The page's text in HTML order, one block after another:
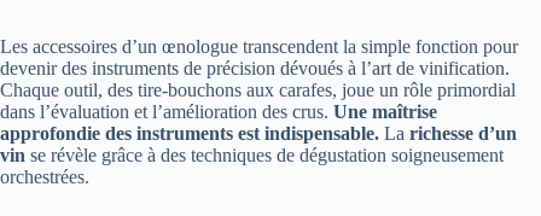
Les accessoires d’un œnologue transcendent la simple fonction pour
devenir des instruments de précision dévoués à l’art de vinification.
Chaque outil, des tire-bouchons aux carafes, joue un rôle primordial
dans l’évaluation et l’amélioration des crus. Une maîtrise
approfondie des instruments est indispensable. La richesse d’un
vin se révèle grâce à des techniques de dégustation soigneusement
orchestrées.